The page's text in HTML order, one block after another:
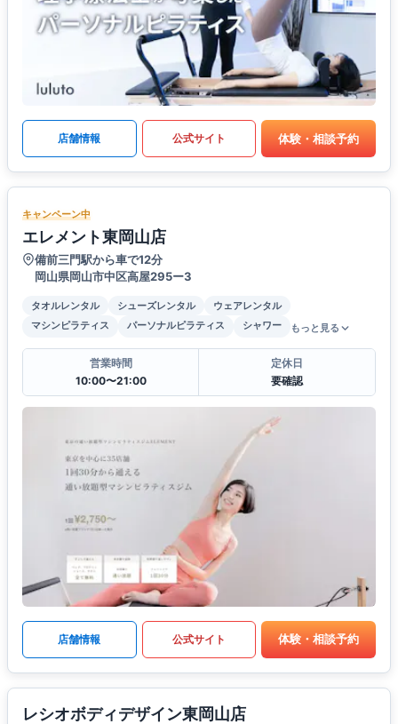
店舗情報 公式サイト 体験・相談予約
キャンペーン中
エレメント東岡山店
備前三門駅から車で12分
岡山県岡山市中区高屋295ー3
タオルレンタル シューズレンタル
ウェアレンタル
マシンピラティス
パーソナルピラティス シャワー もっと見る
営業時間
10:00〜21:00
定休日
要確認
店舗情報 公式サイト 体験・相談予約
レシオボディデザイン東岡山店